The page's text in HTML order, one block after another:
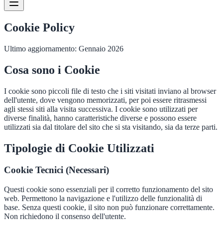
Cookie Policy
Ultimo aggiornamento: Gennaio 2026
Cosa sono i Cookie
I cookie sono piccoli file di testo che i siti visitati inviano al browser
dell'utente, dove vengono memorizzati, per poi essere ritrasmessi
agli stessi siti alla visita successiva. I cookie sono utilizzati per
diverse finalità, hanno caratteristiche diverse e possono essere
utilizzati sia dal titolare del sito che si sta visitando, sia da terze parti.
Tipologie di Cookie Utilizzati
Cookie Tecnici (Necessari)
Questi cookie sono essenziali per il corretto funzionamento del sito
web. Permettono la navigazione e l'utilizzo delle funzionalità di
base. Senza questi cookie, il sito non può funzionare correttamente.
Non richiedono il consenso dell'utente.